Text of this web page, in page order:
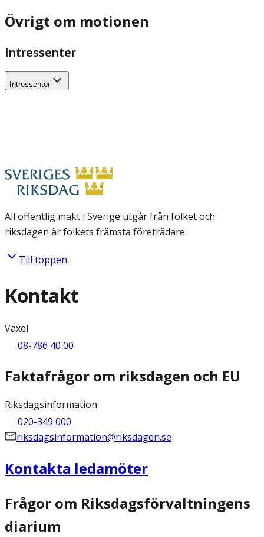
Övrigt om motionen
Intressenter
Intressenter
All offentlig makt i Sverige utgår från folket och
riksdagen är folkets främsta företrädare.
Till toppen
Kontakt
Växel
08-786 40 00
Faktafrågor om riksdagen och EU
Riksdagsinformation
020-349 000
riksdagsinformation@riksdagen.se
Kontakta ledamöter
Frågor om Riksdagsförvaltningens
diarium